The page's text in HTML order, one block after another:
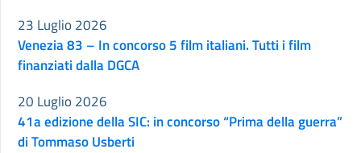
Venezia 83 – In concorso 5 film italiani. Tutti i film
finanziati dalla DGCA
23 Luglio 2026
41a edizione della SIC: in concorso “Prima della guerra”
di Tommaso Usberti
20 Luglio 2026